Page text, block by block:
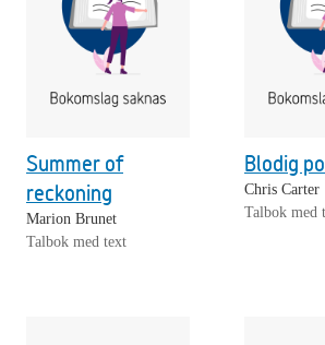
Summer of
reckoning
Marion Brunet
Talbok med text
Blodig
Chris Carter
Talbok med